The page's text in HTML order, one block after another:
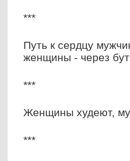
***
Путь к сердцу
женщины - через
***
Женщины худеют,
***